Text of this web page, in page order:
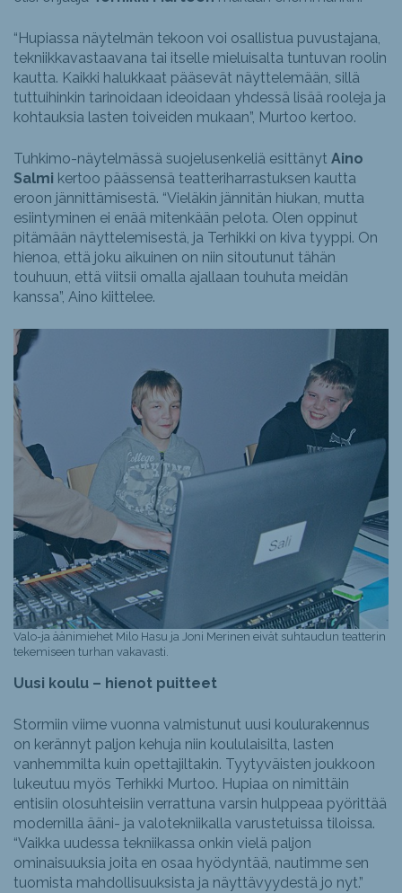
“Hupiassa näytelmän tekoon voi osallistua puvustajana,
tekniikkavastaavana tai itselle mieluisalta tuntuvan roolin
kautta. Kaikki halukkaat pääsevät näyttelemään, sillä
tuttuihinkin tarinoidaan ideoidaan yhdessä lisää rooleja ja
kohtauksia lasten toiveiden mukaan”, Murtoo kertoo.
Tuhkimo-näytelmässä suojelusenkeliä esittänyt Aino
Salmi kertoo päässensä teatteriharrastuksen kautta
eroon jännittämisestä. “Vieläkin jännitän hiukan, mutta
esiintyminen ei enää mitenkään pelota. Olen oppinut
pitämään näyttelemisestä, ja Terhikki on kiva tyyppi. On
hienoa, että joku aikuinen on niin sitoutunut tähän
touhuun, että viitsii omalla ajallaan touhuta meidän
kanssa”, Aino kiittelee.
Valo-ja äänimiehet Milo Hasu ja Joni Merinen eivät suhtaudun teatterin
tekemiseen turhan vakavasti.
Uusi koulu – hienot puitteet
Stormiin viime vuonna valmistunut uusi koulurakennus
on kerännyt paljon kehuja niin koululaisilta, lasten
vanhemmilta kuin opettajiltakin. Tyytyväisten joukkoon
lukeutuu myös Terhikki Murtoo. Hupiaa on nimittäin
entisiin olosuhteisiin verrattuna varsin hulppeaa pyörittää
modernilla ääni- ja valotekniikalla varustetuissa tiloissa.
“Vaikka uudessa tekniikassa onkin vielä paljon
ominaisuuksia joita en osaa hyödyntää, nautimme sen
tuomista mahdollisuuksista ja näyttävyydestä jo nyt.”